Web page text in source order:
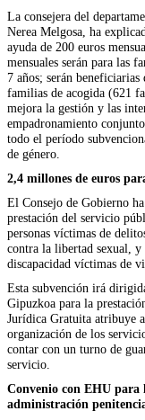
La consejera del
Nerea Melgosa, ha
ayuda de 200 euros
mensuales serán para las
7 años; serán beneficiarias
familias de acogida (621
mejora la gestión y las
empadronamiento
todo el período
de género.
2,4 millones de euros
El Consejo de Gobierno
prestación del servicio
personas víctimas de
contra la libertad sexual, y
discapacidad víctimas de
Esta subvención irá
Gipuzkoa para la
Jurídica Gratuita atribuye
organización de los
contar con un turno de
servicio.
Convenio con EHU para
administración